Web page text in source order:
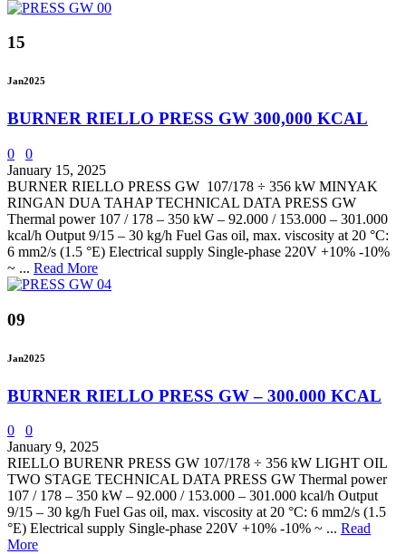
15
Jan2025
BURNER RIELLO PRESS GW 300,000 KCAL
0
0
January 15, 2025
BURNER RIELLO PRESS GW 107/178 ÷ 356 kW MINYAK
RINGAN DUA TAHAP TECHNICAL DATA PRESS GW
Thermal power 107 / 178 – 350 kW – 92.000 / 153.000 – 301.000
kcal/h Output 9/15 – 30 kg/h Fuel Gas oil, max. viscosity at 20 °C:
6 mm2/s (1.5 °E) Electrical supply Single-phase 220V +10% -10%
~ ... Read More
09
Jan2025
BURNER RIELLO PRESS GW – 300.000 KCAL
0
0
January 9, 2025
RIELLO BURENR PRESS GW 107/178 ÷ 356 kW LIGHT OIL
TWO STAGE TECHNICAL DATA PRESS GW Thermal power
107 / 178 – 350 kW – 92.000 / 153.000 – 301.000 kcal/h Output
9/15 – 30 kg/h Fuel Gas oil, max. viscosity at 20 °C: 6 mm2/s (1.5
°E) Electrical supply Single-phase 220V +10% -10% ~ ... Read
More